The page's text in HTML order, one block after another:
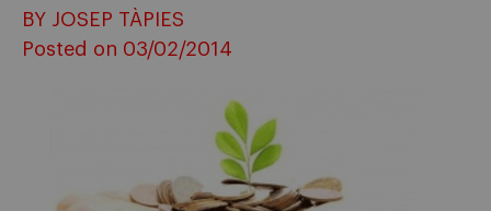
BY JOSEP TÀPIES
Posted on 03/02/2014